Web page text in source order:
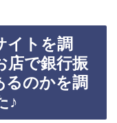
イトを調
店で銀行振
るのかを調
♪